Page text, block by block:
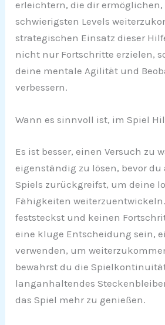
erleichtern, die dir ermöglichen,
schwierigsten Levels
strategischen Einsatz dieser
nicht nur Fortschritte erzielen,
deine mentale Agilität und
verbessern.
Wann es sinnvoll ist, im Spiel
Es ist besser, einen Versuch zu
eigenständig zu lösen, bevor du
Spiels zurückgreifst, um deine
Fähigkeiten
feststeckst und keinen
eine kluge Entscheidung sein,
verwenden, um
bewahrst du die
langanhaltendes
das Spiel mehr zu genießen.